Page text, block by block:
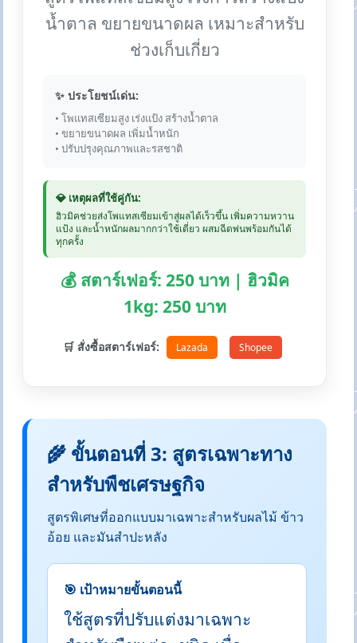
น้ำตาล ขยายขนาดผล เหมาะสำหรับ
ช่วงเก็บเกี่ยว
✨ ประโยชน์เด่น:
• โพแทสเซียมสูง เร่งแป้ง สร้างน้ำตาล
• ขยายขนาดผล เพิ่มน้ำหนัก
• ปรับปรุงคุณภาพและรสชาติ
💎 เหตุผลที่ใช้คู่กัน:
ฮิวมิคช่วยส่งโพแทสเซียมเข้าสู่ผลได้เร็วขึ้น เพิ่มความหวาน
แป้ง และน้ำหนักผลมากกว่าใช้เดี่ยว ผสมฉีดพ่นพร้อมกันได้
ทุกครั้ง
💰 สตาร์เฟอร์: 250 บาท | ฮิวมิค
1kg: 250 บาท
🛒 สั่งซื้อสตาร์เฟอร์: Lazada Shopee
🌾 ขั้นตอนที่ 3: สูตรเฉพาะทาง
สำหรับพืชเศรษฐกิจ
สูตรพิเศษที่ออกแบบมาเฉพาะสำหรับผลไม้ ข้าว
อ้อย และมันสำปะหลัง
🎯 เป้าหมายขั้นตอนนี้
ใช้สูตรที่ปรับแต่งมาเฉพาะ